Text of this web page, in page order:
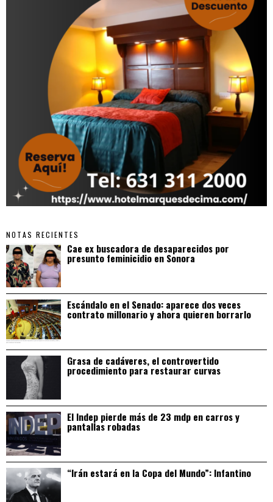
NOTAS RECIENTES
Cae ex buscadora de desaparecidos por
presunto feminicidio en Sonora
Escándalo en el Senado: aparece dos veces
contrato millonario y ahora quieren borrarlo
Grasa de cadáveres, el controvertido
procedimiento para restaurar curvas
El Indep pierde más de 23 mdp en carros y
pantallas robadas
“Irán estará en la Copa del Mundo”: Infantino